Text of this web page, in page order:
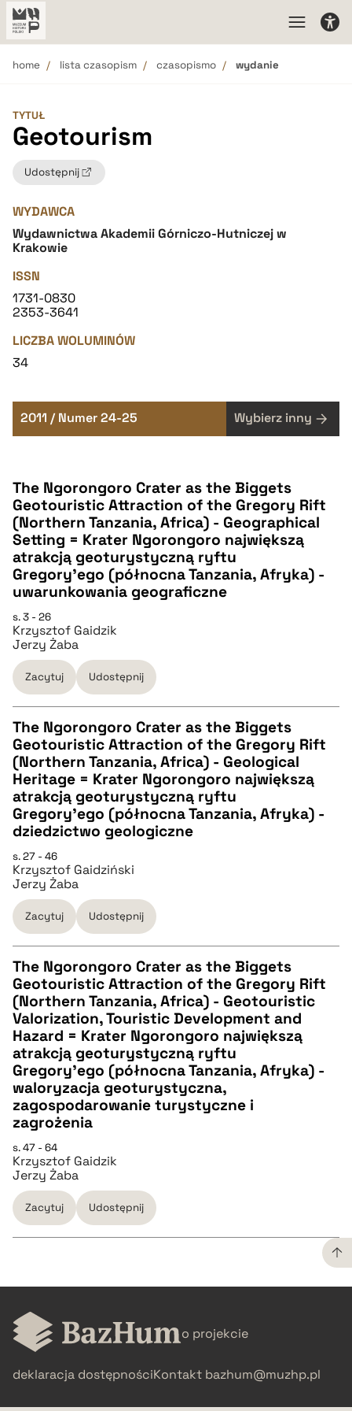
home lista czasopism czasopismo wydanie
TYTUŁ
Geotourism
Udostępnij
WYDAWCA
Wydawnictwa Akademii Górniczo-Hutniczej w
Krakowie
ISSN
1731-0830
2353-3641
LICZBA WOLUMINÓW
34
2011 / Numer 24-25 Wybierz inny
The Ngorongoro Crater as the Biggets
Geotouristic Attraction of the Gregory Rift
(Northern Tanzania, Africa) - Geographical
Setting = Krater Ngorongoro największą
atrakcją geoturystyczną ryftu
Gregory'ego (północna Tanzania, Afryka) -
uwarunkowania geograficzne
s. 3 - 26
Krzysztof Gaidzik
Jerzy Żaba
Zacytuj Udostępnij
CZYSTY TEKST
pobierz cytat
BIBTEX
pobierz cytat
The Ngorongoro Crater as the Biggets
Geotouristic Attraction of the Gregory Rift
(Northern Tanzania, Africa) - Geological
Heritage = Krater Ngorongoro największą
atrakcją geoturystyczną ryftu
Gregory'ego (północna Tanzania, Afryka) -
dziedzictwo geologiczne
s. 27 - 46
Krzysztof Gaidziński
Jerzy Żaba
Zacytuj Udostępnij
CZYSTY TEKST
pobierz cytat
BIBTEX
The Ngorongoro Crater as the Biggets
Geotouristic Attraction of the Gregory Rift
(Northern Tanzania, Africa) - Geotouristic
Valorization, Touristic Development and
Hazard = Krater Ngorongoro największą
atrakcją geoturystyczną ryftu
Gregory'ego (północna Tanzania, Afryka) -
waloryzacja geoturystyczna,
zagospodarowanie turystyczne i
zagrożenia
s. 47 - 64
Krzysztof Gaidzik
Jerzy Żaba
Zacytuj Udostępnij
CZYSTY TEKST
pobierz cytat
BIBTEX
o projekcie
deklaracja dostępnościKontakt bazhum@muzhp.pl